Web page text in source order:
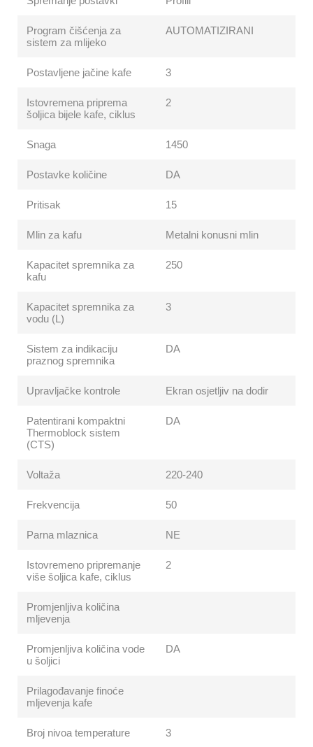
Program čišćenja za
sistem za mlijeko
AUTOMATIZIRANI
Postavljene jačine kafe 3
Istovremena priprema
šoljica bijele kafe, ciklus
2
Snaga 1450
Postavke količine DA
Pritisak 15
Mlin za kafu Metalni konusni mlin
Kapacitet spremnika za
kafu
250
Kapacitet spremnika za
vodu (L)
3
Sistem za indikaciju
praznog spremnika
DA
Upravljačke kontrole Ekran osjetljiv na dodir
Patentirani kompaktni
Thermoblock sistem
(CTS)
DA
Voltaža 220-240
Frekvencija 50
Parna mlaznica NE
Istovremeno pripremanje
više šoljica kafe, ciklus
2
Promjenljiva količina
mljevenja
Promjenljiva količina vode
u šoljici
DA
Prilagođavanje finoće
mljevenja kafe
Broj nivoa temperature 3